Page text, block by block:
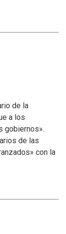
de la
a los
gobiernos».
de las
con la